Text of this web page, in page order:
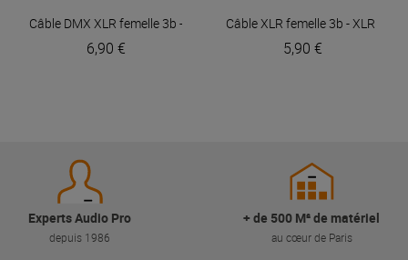
Câble DMX XLR femelle 3b - XLR mâle 3b 3m EasyPlugger
6,90 €
Câble XLR femelle 3b - XLR
5,90 €
Experts Audio Pro
depuis 1986
+ de 500 M² de matériel
au cœur de Paris